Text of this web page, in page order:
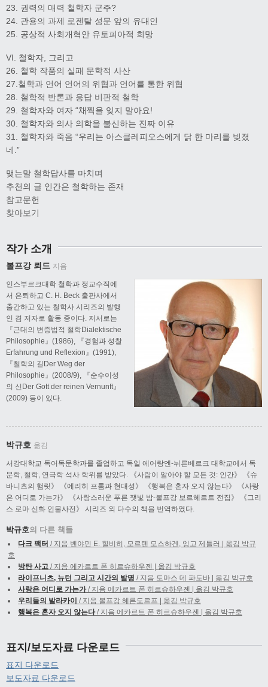
23. 권력의 매력 철학자 군주?
24. 관용의 과제 로젠탈 성문 앞의 유대인
25. 공상적 사회개혁안 유토피아적 희망
VI. 철학자, 그리고
26. 철학 작품의 실패 문학적 사산
27.철학과 언어 언어의 위협과 언어를 통한 위협
28. 철학적 반론과 응답 비판적 철학
29. 철학자와 여자 “채찍을 잊지 말아요!
30. 철학자와 의사 의학을 불신하는 진짜 이유
31. 철학자와 죽음 “우리는 아스클레피오스에게 닭 한 마리를 빚졌
네.”
맺는말 철학답사를 마치며
추천의 글 인간은 철학하는 존재
참고문헌
찾아보기
작가 소개
볼프강 뢰드 지음
인스부르크대학 철학과 정교수직에
서 은퇴하고 C. H. Beck 출판사에서
출간하고 있는 철학사 시리즈의 발행
인 겸 저자로 활동 중이다. 저서로는
『근대의 변증법적 철학Dialektische
Philosophie』(1986), 『경험과 성찰
Erfahrung und Reflexion』(1991),
『철학의 길Der Weg der
Philosophie』(2008/9), 『순수이성
의 신Der Gott der reinen Vernunft』
(2009) 등이 있다.
박규호 옮김
서강대학교 독어독문학과를 졸업하고 독일 에어랑엔-뉘른베르크 대학교에서 독
문학, 철학, 연극학 석사 학위를 받았다. 《사람이 알아야 할 모든 것: 인간》 《슈
바니츠의 햄릿》 《에리히 프롬과 현대성》 《행복은 혼자 오지 않는다》 《사랑
은 어디로 가는가》 《사랑스러운 푸른 잿빛 밤-볼프강 보르헤르트 전집》 《그리
스 로마 신화 인물사전》 시리즈 외 다수의 책을 번역하였다.
박규호의 다른 책들
다크 팩터 / 지음 벤야민 E. 힐비히, 모르텐 모스하겐, 잉고 제틀러 | 옮김 박규
호
방탄 사고 / 지음 에카르트 폰 히르슈하우젠 | 옮김 박규호
라이프니츠, 뉴턴 그리고 시간의 발명 / 지음 토마스 데 파도바 | 옮김 박규호
사랑은 어디로 가는가/ 지음 에카르트 폰 히르슈하우젠 | 옮김 박규호
우리들의 발라카이 / 지음 볼프강 헤른도르프 | 옮김 박규호
행복은 혼자 오지 않는다/ 지음 에카르트 폰 히르슈하우젠 | 옮김 박규호
표지/보도자료 다운로드
표지 다운로드
보도자료 다운로드